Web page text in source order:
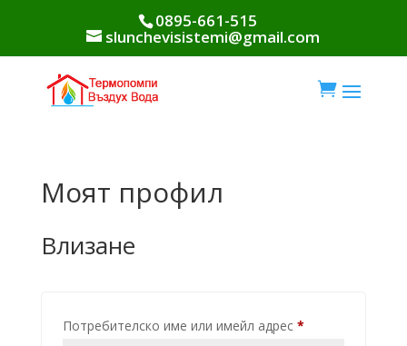
0895-661-515
slunchevisistemi@gmail.com

Моят профил
Влизане
Потребителско име или имейл адрес *Задължително